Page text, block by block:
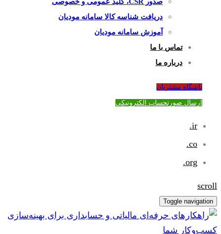
دریافت شناسه کالا سامانه مودیان
آموزش سامانه مودیان
تماس با ما
درباره ما
باشگاه مشتریان
ارسال صورتحساب الکترونیکی
ir.
co.
org.
scroll
Toggle navigation